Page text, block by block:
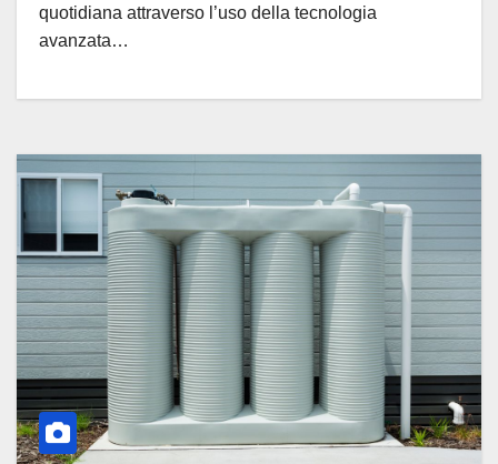
quotidiana attraverso l’uso della tecnologia
avanzata…